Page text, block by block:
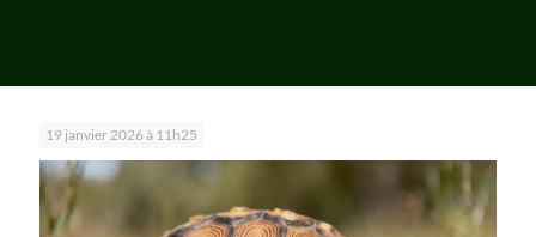
19 janvier 2026 à 11h25